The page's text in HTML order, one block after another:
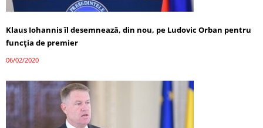
Klaus Iohannis îl desemnează, din nou, pe Ludovic Orban pentru
funcția de premier
06/02/2020